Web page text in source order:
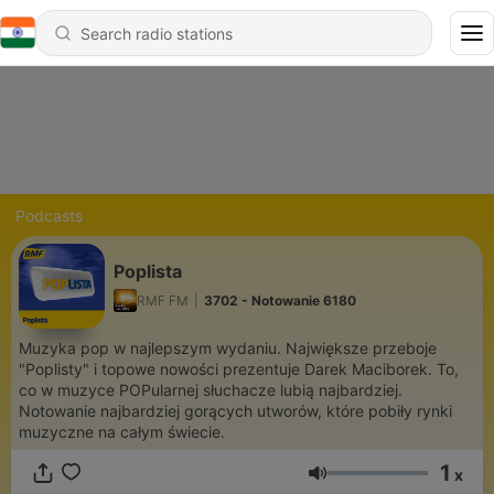
Podcasts
Poplista
RMF FM 3702 - Notowanie 6180
Muzyka pop w najlepszym wydaniu. Największe przeboje
"Poplisty" i topowe nowości prezentuje Darek Maciborek. To,
co w muzyce POPularnej słuchacze lubią najbardziej.
Notowanie najbardziej gorących utworów, które pobiły rynki
muzyczne na całym świecie.
Volume 1 x